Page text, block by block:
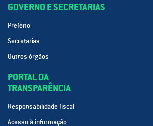
GOVERNO E SECRETARIAS
Prefeito
Secretarias
Outros órgãos
PORTAL DA
TRANSPARÊNCIA
Responsabilidade fiscal
Acesso à informação